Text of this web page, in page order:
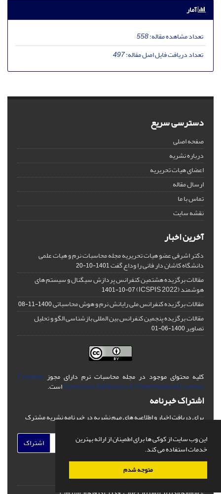
این وب سایت از کوکی ها برای اطمینان از ارائه بهترین
خدمات استفاده می کند.
متوجه شدم
آمار
تعداد مشاهده مقاله:558
تعداد دریافت فایل اصل مقاله:497
دسترسی سریع
صفحه اصلی
درباره نشریه
اعضای هیات تحریریه
ارسال مقاله
تماس با ما
نقشه سایت
آخرین اخبار
دکتر اشرفی عضو هیات تحریریه مجله محاسبات نرم و هیات علمی
دانشگاه کاشان دار فانی را وداع گفت1401-10-20
مقالات برگزیده هشتمین کنفرانس پردازش سیگنال و سیستم های
هوشمند (ICSPIS 2022) 1401-10-07
مقالات برگزیده کنفرانس ملی رایانش نرم و هوش محاسباتی1400-11-08
مقالات برگزیده پنجمین کنفرانس بین المللی بازشناسی الگو و تحلیل
تصاویر1400-06-01
کلیه محتوای موجود در مجله محاسبات نرم دارای مجوز Creative
Commons Attribution 4.0 International Licenseاست.
اشتراک خبرنامه
برای دریافت اخبار و اطلاعیه های مهم نشریه در خبرنامه نشریه مشترک
اشتراک